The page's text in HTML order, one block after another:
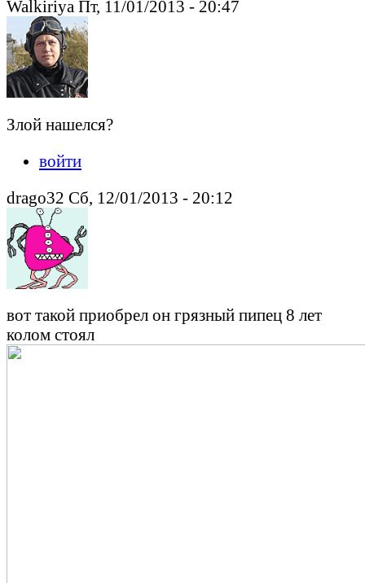
Walkiriya Пт, 11/01/2013 - 20:47
Злой нашелся?
войти
drago32 Сб, 12/01/2013 - 20:12
вот такой приобрел он грязный пипец 8 лет
колом стоял